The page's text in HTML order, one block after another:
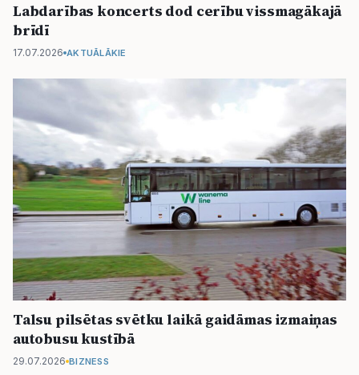
Labdarības koncerts dod cerību vissmagākajā
brīdī
17.07.2026 AKTUĀLĀKIE
Talsu pilsētas svētku laikā gaidāmas izmaiņas
autobusu kustībā
29.07.2026 BIZNESS